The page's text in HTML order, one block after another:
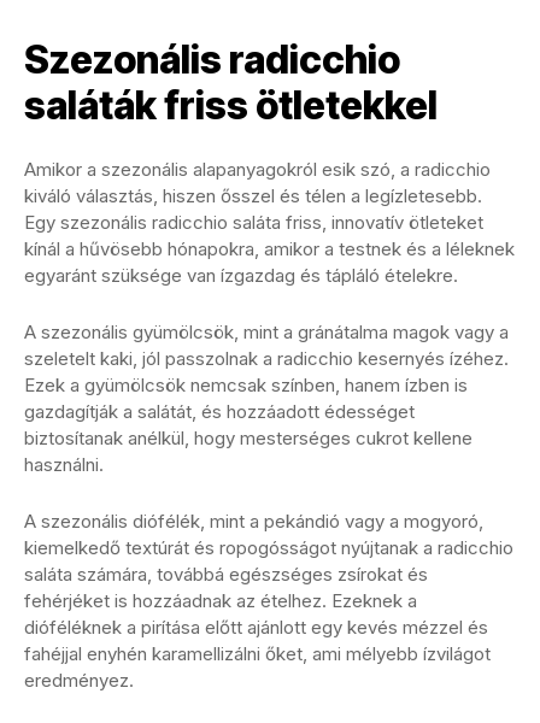
Szezonális radicchio
saláták friss ötletekkel
Amikor a szezonális alapanyagokról esik szó, a radicchio
kiváló választás, hiszen ősszel és télen a legízletesebb.
Egy szezonális radicchio saláta friss, innovatív ötleteket
kínál a hűvösebb hónapokra, amikor a testnek és a léleknek
egyaránt szüksége van ízgazdag és tápláló ételekre.
A szezonális gyümölcsök, mint a gránátalma magok vagy a
szeletelt kaki, jól passzolnak a radicchio kesernyés ízéhez.
Ezek a gyümölcsök nemcsak színben, hanem ízben is
gazdagítják a salátát, és hozzáadott édességet
biztosítanak anélkül, hogy mesterséges cukrot kellene
használni.
A szezonális diófélék, mint a pekándió vagy a mogyoró,
kiemelkedő textúrát és ropogósságot nyújtanak a radicchio
saláta számára, továbbá egészséges zsírokat és
fehérjéket is hozzáadnak az ételhez. Ezeknek a
dióféléknek a pirítása előtt ajánlott egy kevés mézzel és
fahéjjal enyhén karamellizálni őket, ami mélyebb ízvilágot
eredményez.